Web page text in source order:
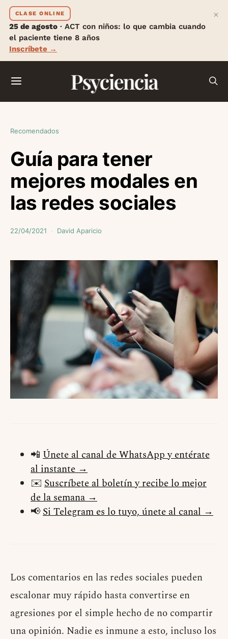
CLASE ONLINE
25 de agosto · ACT con niños: lo que cambia cuando
el paciente tiene 8 años
Inscríbete →
×
Psyciencia
Recomendados
Guía para tener
mejores modales en
las redes sociales
22/04/2021 David Aparicio
📲 Únete al canal de WhatsApp y entérate
al instante →
✉️ Suscríbete al boletín y recibe lo mejor
de la semana →
📢Si Telegram es lo tuyo, únete al canal →
Los comentarios en las redes sociales pueden
escalonar muy rápido hasta convertirse en
agresiones por el simple hecho de no compartir
una opinión. Nadie es inmune a esto, incluso los